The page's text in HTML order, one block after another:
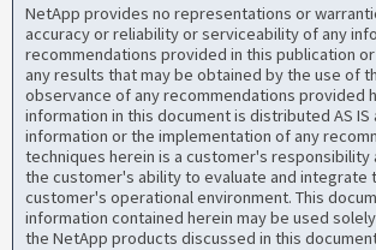
NetApp provides no representations or
accuracy or reliability or serviceability of any
recommendations provided in this publication
any results that may be obtained by the use of
observance of any recommendations provided
information in this document is distributed AS IS
information or the implementation of any
techniques herein is a customer's responsibility
the customer's ability to evaluate and integrate
customer's operational environment. This
information contained herein may be used
the NetApp products discussed in this